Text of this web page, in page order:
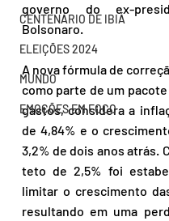
CENTENÁRIO DE IBIÁ
ELEIÇÕES 2024
MUNDO
EMOÇÕES EM FOCO
governo do ex-
Bolsonaro.
A nova fórmula de
como parte de um
gastos, considera a
de 4,84% e o
3,2% de dois anos atrás.
teto de 2,5% foi
limitar o crescimento
resultando em uma